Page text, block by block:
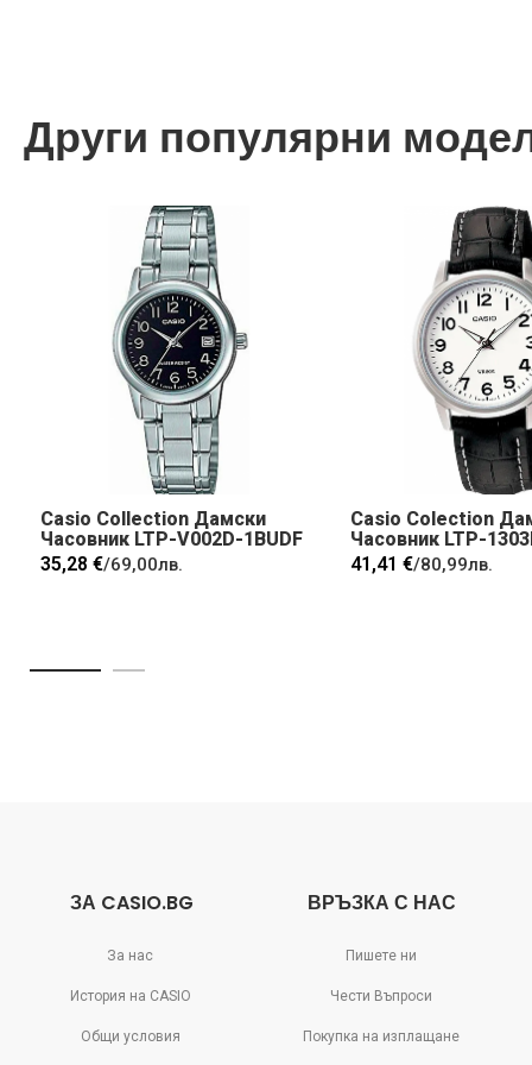
Други популярни
Casio Collection Дамски
Часовник LTP-V002D-1BUDF
35,28 €/69,00лв.
Casio Colection
Часовник LTP-
41,41 €/80,99лв.
ЗА CASIO.BG
За нас
История на CASIO
Общи условия
ВРЪЗКА С НАС
Пишете ни
Чести Въпроси
Покупка на изплащане